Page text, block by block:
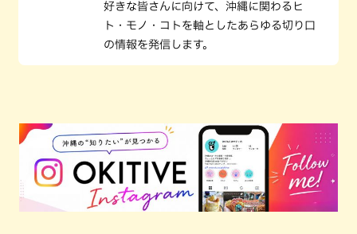
好きな皆さんに向けて、沖縄に関わるヒ
ト・モノ・コトを軸としたあらゆる切り口
の情報を発信します。